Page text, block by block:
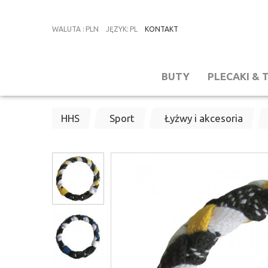
WALUTA : PLN JĘZYK: PL KONTAKT
BUTY PLECAKI &
HHS Sport Łyżwy i akcesoria